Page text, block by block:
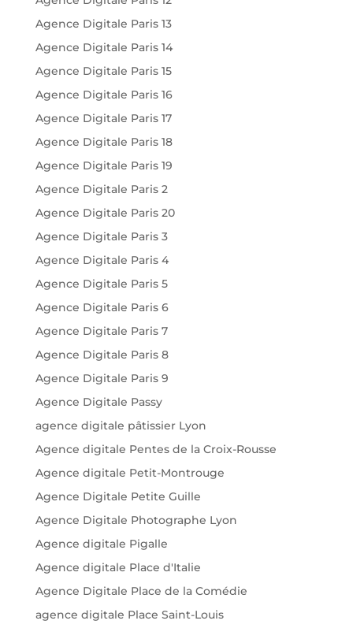
Agence Digitale Paris 13
Agence Digitale Paris 14
Agence Digitale Paris 15
Agence Digitale Paris 16
Agence Digitale Paris 17
Agence Digitale Paris 18
Agence Digitale Paris 19
Agence Digitale Paris 2
Agence Digitale Paris 20
Agence Digitale Paris 3
Agence Digitale Paris 4
Agence Digitale Paris 5
Agence Digitale Paris 6
Agence Digitale Paris 7
Agence Digitale Paris 8
Agence Digitale Paris 9
Agence Digitale Passy
agence digitale pâtissier Lyon
Agence digitale Pentes de la Croix-Rousse
Agence digitale Petit-Montrouge
Agence Digitale Petite Guille
Agence Digitale Photographe Lyon
Agence digitale Pigalle
Agence digitale Place d'Italie
Agence Digitale Place de la Comédie
agence digitale Place Saint-Louis